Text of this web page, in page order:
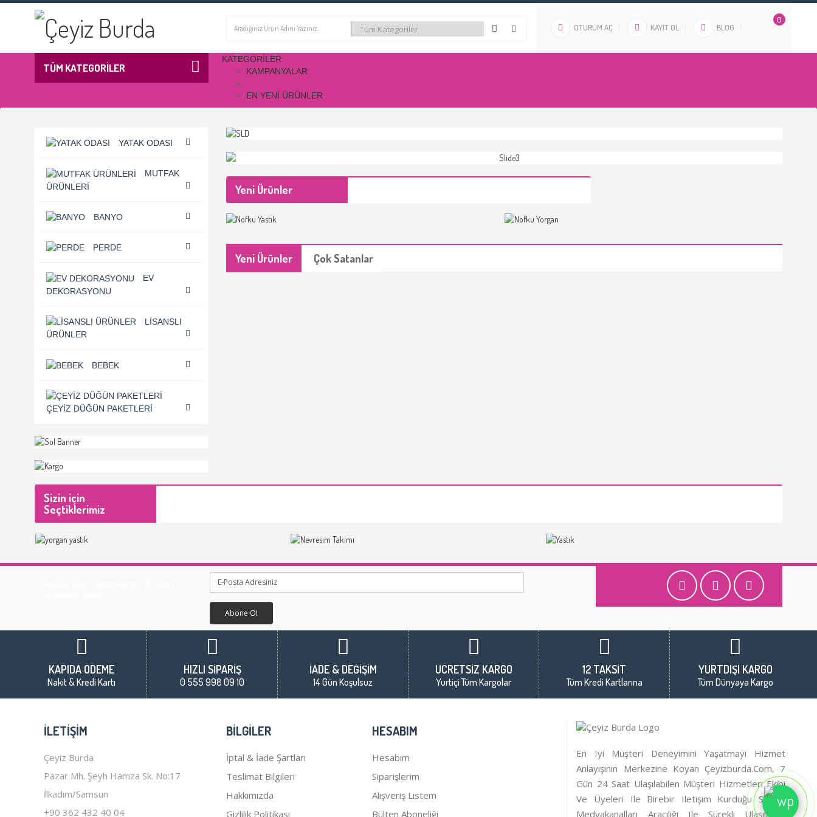
OTURUM AÇ KAYIT OL BLOG
0
TÜM KATEGORİLER
KATEGORILER
KAMPANYALAR
EN YENI ÜRÜNLER
YATAK ODASI
MUTFAK
ÜRÜNLERI
BANYO
PERDE
EV
DEKORASYONU
LISANSLI
ÜRÜNLER
BEBEK
ÇEYIZ DÜĞÜN PAKETLERI
Yeni Ürünler
Yeni Ürünler Çok Satanlar
Sizin için
Seçtiklerimiz
Abone Ol
KAPIDA ÖDEME
Nakit & Kredi Kartı
HIZLI SİPARİŞ
0 555 998 09 10
İADE & DEĞİŞİM
14 Gün Koşulsuz
ÜCRETSİZ KARGO
Yurtiçi Tüm Kargolar
12 TAKSİT
Tüm Kredi Kartlarına
YURTDIŞI KARGO
Tüm Dünyaya Kargo
İLETIŞIM
Çeyiz Burda
Pazar Mh. Şeyh Hamza Sk. No:17
İlkadım/Samsun
+90 362 432 40 04
BILGILER
İptal & İade Şartları
Teslimat Bilgileri
Hakkımızda
Gizlilik Politikası
HESABIM
Hesabım
Siparişlerim
Alışveriş Listem
Bülten Aboneliği
En Iyi Müşteri Deneyimini Yaşatmayı Hizmet
Anlayışının Merkezine Koyan Çeyizburda.com, 7
Gün 24 Saat Ulaşılabilen Müşteri Hizmetleri Ekibi
Ve Üyeleri Ile Birebir Iletişim Kurduğu Sosyal
Medyakanalları Aracılığı Ile Sürekli Ulaşılabilir